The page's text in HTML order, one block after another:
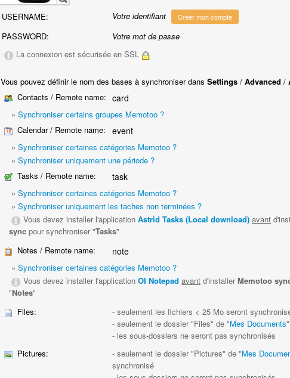
USERNAME: Votre identifiant Créer mon compte
PASSWORD:
Votre mot de passe
La connexion est sécurisée en SSL
Vous pouvez définir le nom des bases à synchroniser dansSettings /Advanced /
Contacts / Remote name: card
»Synchroniser certains groupes Memotoo ?
Calendar / Remote name:
event
»Synchroniser certaines catégories Memotoo ?
»Synchroniser uniquement une période ?
Tasks / Remote name:
task
»Synchroniser certaines catégories Memotoo ?
»Synchroniser uniquement les taches non terminées ?
Vous devez installer l'applicationAstrid Tasks (Local download) avant
sync pour synchroniser "Tasks"
Notes / Remote name:
note
»Synchroniser certaines catégories Memotoo ?
Vous devez installer l'applicationOI Notepad avant d'installer Memotoo
"Notes"
Files:
- seulement les fichiers < 25 Mo seront
- seulement le dossier "Files" de "Mes Documents
- les sous-dossiers ne seront pas synchronisés
Pictures:
- seulement le dossier "Pictures" de "Mes
synchronisé